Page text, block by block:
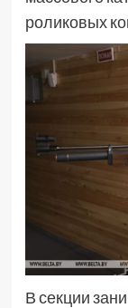
роликовых
В секции